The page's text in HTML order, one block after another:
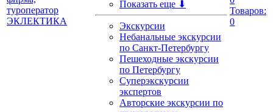
Показать еще ⬇
Экскурсии
Небанальные экскурсии
по Санкт-Петербургу
Пешеходные экскурсии
по Петербургу
Суперэкскурсии
экспертов
Авторские экскурсии по
Товаров:
0